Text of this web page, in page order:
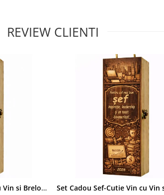
REVIEW CLIENTI
Set Cadou Fin-Cutie Vin cu Vin si Breloc Personalizate